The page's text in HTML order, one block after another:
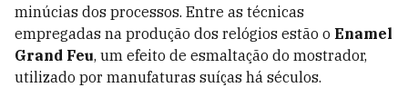
minúcias dos processos. Entre as técnicas
empregadas na produção dos relógios estão o Enamel
Grand Feu, um efeito de esmaltação do mostrador,
utilizado por manufaturas suíças há séculos.